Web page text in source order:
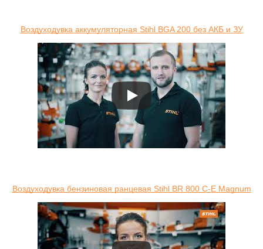
Воздуходувка аккумуляторная Stihl BGA 200 без АКБ и ЗУ
Воздуходувка бензиновая ранцевая Stihl BR 800 C-E Magnum